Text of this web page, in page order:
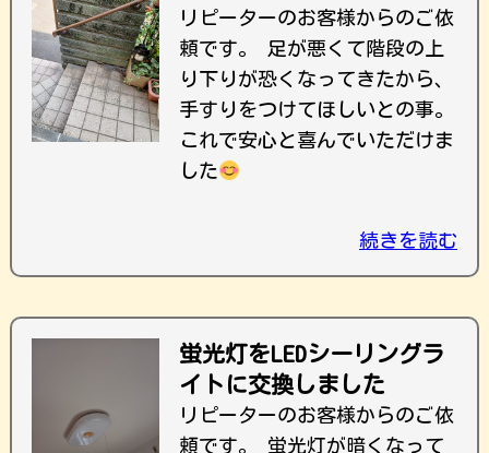
リピーターのお客様からのご依
頼です。 足が悪くて階段の上
り下りが恐くなってきたから、
手すりをつけてほしいとの事。
これで安心と喜んでいただけま
した
続きを読む
蛍光灯をLEDシーリングラ
イトに交換しました
リピーターのお客様からのご依
頼です。 蛍光灯が暗くなって